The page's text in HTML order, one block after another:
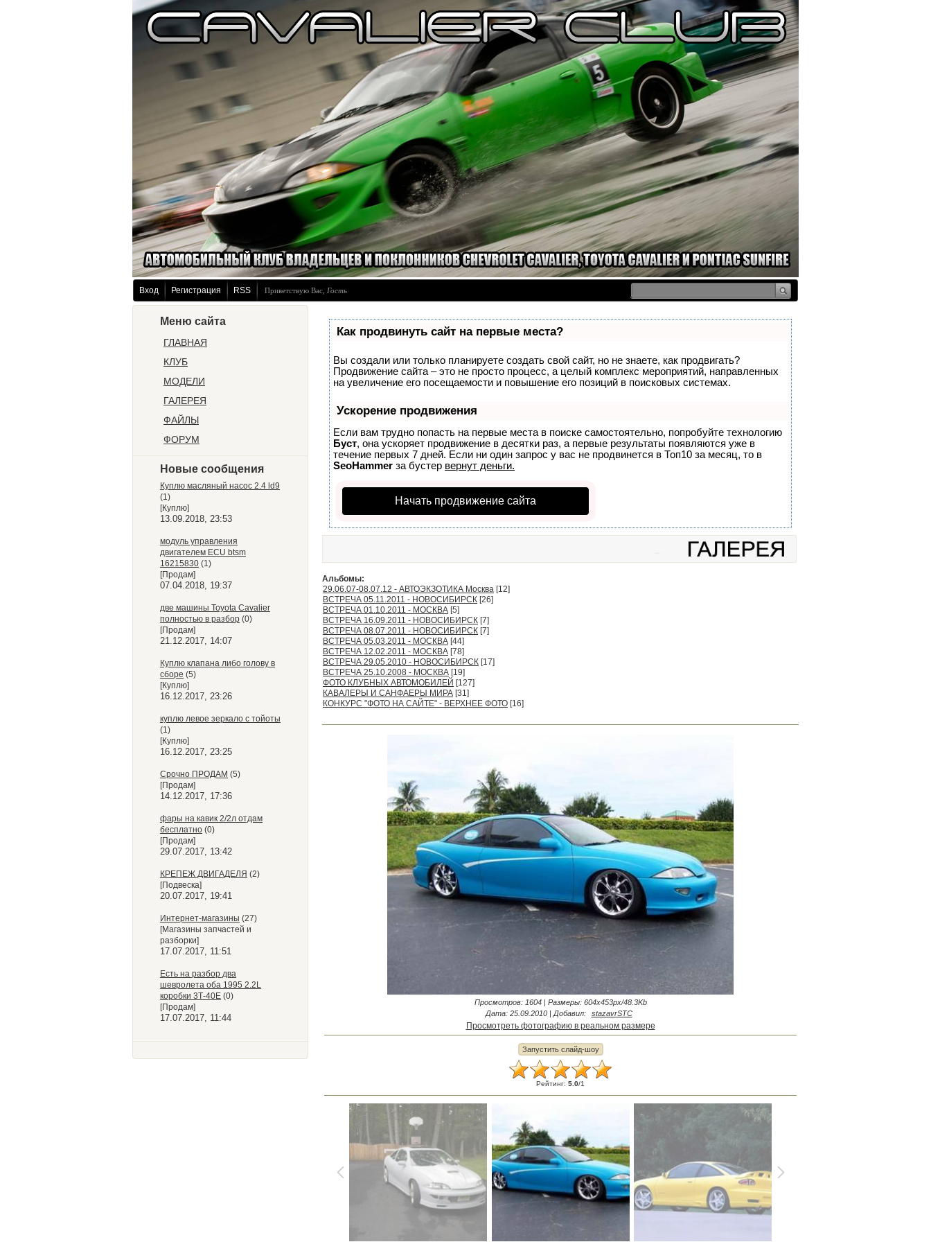
Вход Регистрация RSS Приветствую Вас Гость
Меню сайта
ГЛАВНАЯ
КЛУБ
МОДЕЛИ
ГАЛЕРЕЯ
ФАЙЛЫ
ФОРУМ
Новые сообщения
Куплю масляный насос 2.4 ld9
(1)
[Куплю]
13.09.2018, 23:53
модуль управления
двигателем ECU btsm
16215830 (1)
[Продам]
07.04.2018, 19:37
две машины Toyota Cavalier
полностью в разбор (0)
[Продам]
21.12.2017, 14:07
Куплю клапана либо голову в
сборе (5)
[Куплю]
16.12.2017, 23:26
куплю левое зеркало с тойоты
(1)
[Куплю]
16.12.2017, 23:25
Срочно ПРОДАМ (5)
[Продам]
14.12.2017, 17:36
фары на кавик 2/2л отдам
бесплатно (0)
[Продам]
29.07.2017, 13:42
КРЕПЕЖ ДВИГАДЕЛЯ (2)
[Подвеска]
20.07.2017, 19:41
Интернет-магазины (27)
[Магазины запчастей и
разборки]
17.07.2017, 11:51
Есть на разбор два
шевролета оба 1995 2.2L
коробки 3Т-40Е (0)
[Продам]
17.07.2017, 11:44
Как продвинуть сайт на первые места?
Вы создали или только планируете создать свой сайт, но не знаете, как продвигать?
Продвижение сайта – это не просто процесс, а целый комплекс мероприятий, направленных
на увеличение его посещаемости и повышение его позиций в поисковых системах.
Ускорение продвижения
Если вам трудно попасть на первые места в поиске самостоятельно, попробуйте технологию
Буст, она ускоряет продвижение в десятки раз, а первые результаты появляются уже в
течение первых 7 дней. Если ни один запрос у вас не продвинется в Топ10 за месяц, то в
SeoHammer за бустер вернут деньги.
Начать продвижение сайта
Альбомы:
29.06.07-08.07.12 - АВТОЭКЗОТИКА Москва [12]
ВСТРЕЧА 05.11.2011 - НОВОСИБИРСК [26]
ВСТРЕЧА 01.10.2011 - МОСКВА [5]
ВСТРЕЧА 16.09.2011 - НОВОСИБИРСК [7]
ВСТРЕЧА 08.07.2011 - НОВОСИБИРСК [7]
ВСТРЕЧА 05.03.2011 - МОСКВА [44]
ВСТРЕЧА 12.02.2011 - МОСКВА [78]
ВСТРЕЧА 29.05.2010 - НОВОСИБИРСК [17]
ВСТРЕЧА 25.10.2008 - МОСКВА [19]
ФОТО КЛУБНЫХ АВТОМОБИЛЕЙ [127]
КАВАЛЕРЫ И САНФАЕРЫ МИРА [31]
КОНКУРС "ФОТО НА САЙТЕ" - ВЕРХНЕЕ ФОТО [16]
Просмотров: 1604 | Размеры: 604x453px/48.3Kb
Дата: 25.09.2010 | Добавил: stazavrSTC
Просмотреть фотографию в реальном размере
Рейтинг: 5.0/1